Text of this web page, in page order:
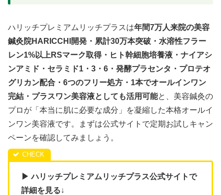
ハリッチプレミアムリッチプラスは年間7万人来院の美容
鍼灸院HARICCHI開発・累計30万本突破・水溶性フラー
レン1%以上RSマーク取得・ヒト幹細胞培養液・ナイアシ
ンアミド・セラミド1・3・6・発酵プラセンタ・プロテオ
グリカン配合・6つのフリー処方・1本でオールインワン
完結・プラスワン美容液としても活用可能と、美容鍼灸の
プロが「本当に肌に必要な成分」を凝縮した本格オールイ
ンワン美容液です。まずは公式サイトで定期お試しキャン
ペーンを確認してみましょう。
▶ ハリッチプレミアムリッチプラス公式サイトで
詳細を見る↓